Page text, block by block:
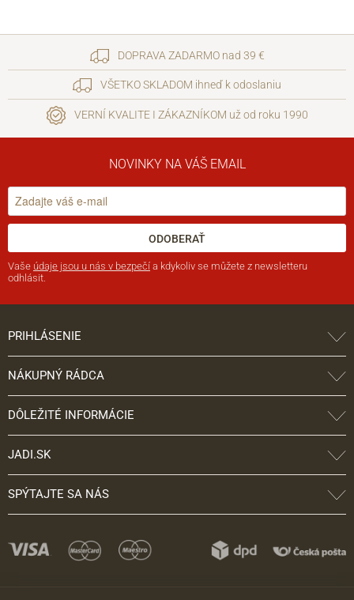
DOPRAVA ZADARMO nad 39 €
VŠETKO SKLADOM ihneď k odoslaniu
VERNÍ KVALITE I ZÁKAZNÍKOM už od roku 1990
NOVINKY NA VÁŠ EMAIL
ODOBERAŤ
Vaše údaje jsou u nás v bezpečí a kdykoliv se můžete z newsletteru
odhlásit.
PRIHLÁSENIE
NÁKUPNÝ RÁDCA
DÔLEŽITÉ INFORMÁCIE
JADI.SK
SPÝTAJTE SA NÁS